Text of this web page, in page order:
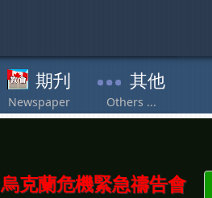
其他
烏克蘭危機緊急禱告會